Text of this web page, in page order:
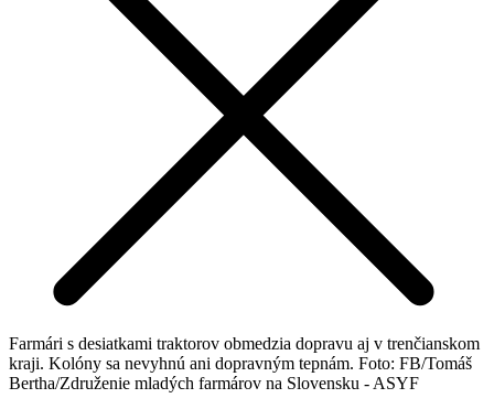
Farmári s desiatkami traktorov obmedzia dopravu aj v trenčianskom
kraji. Kolóny sa nevyhnú ani dopravným tepnám. Foto: FB/Tomáš
Bertha/Združenie mladých farmárov na Slovensku - ASYF